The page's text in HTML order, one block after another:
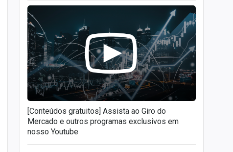
[Conteúdos gratuitos] Assista ao Giro do
Mercado e outros programas exclusivos em
nosso Youtube